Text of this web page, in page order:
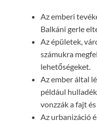
Az emberi
Balkáni gerle
Az épületek,
számukra
lehetőségeket.
Az ember által
például
vonzzák a fajt
Az urbanizáció